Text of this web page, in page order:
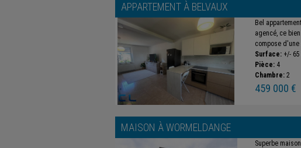
APPARTEMENT À BELVAUX
Bel
agencé, ce
compose d'une
Surface: +/- 65
Pièce: 4
Chambre: 2
459 000 €
MAISON ÀWORMELDANGE
Superbe